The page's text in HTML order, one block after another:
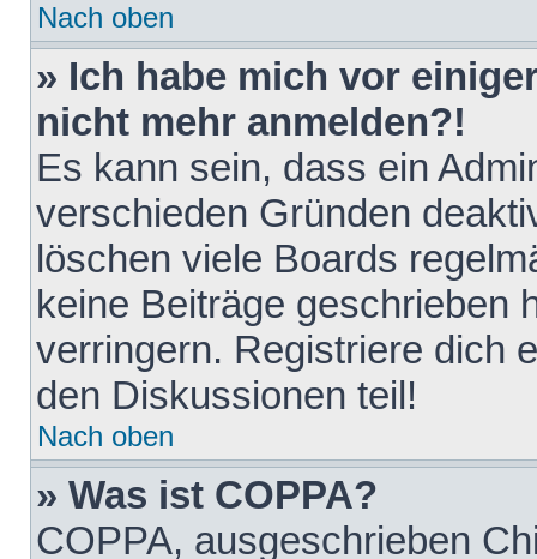
Nach oben
» Ich habe mich vor
nicht mehr anmelden?!
Es kann sein, dass ein
verschieden Gründen
löschen viele Boards
keine Beiträge geschrieben
verringern. Registriere dich
den Diskussionen teil!
Nach oben
» Was ist COPPA?
COPPA, ausgeschrieben